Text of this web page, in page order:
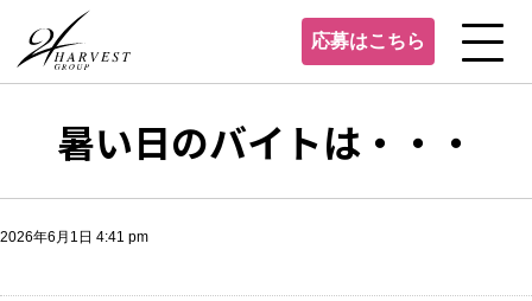
応募はこちら
暑い日のバイトは・・・
2026年6月1日 4:41 pm